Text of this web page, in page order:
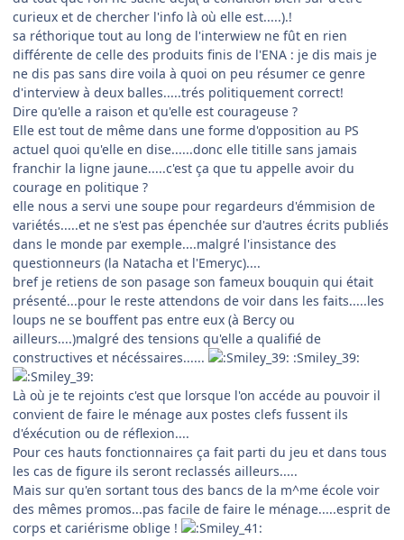
curieux et de chercher l'info là où elle est.....).!
sa réthorique tout au long de l'interwiew ne fût en rien
différente de celle des produits finis de l'ENA : je dis mais je
ne dis pas sans dire voila à quoi on peu résumer ce genre
d'interview à deux balles.....trés politiquement correct!
Dire qu'elle a raison et qu'elle est courageuse ?
Elle est tout de même dans une forme d'opposition au PS
actuel quoi qu'elle en dise......donc elle titille sans jamais
franchir la ligne jaune.....c'est ça que tu appelle avoir du
courage en politique ?
elle nous a servi une soupe pour regardeurs d'émmision de
variétés.....et ne s'est pas épenchée sur d'autres écrits publiés
dans le monde par exemple....malgré l'insistance des
questionneurs (la Natacha et l'Emeryc)....
bref je retiens de son pasage son fameux bouquin qui était
présenté...pour le reste attendons de voir dans les faits.....les
loups ne se bouffent pas entre eux (à Bercy ou
ailleurs....)malgré des tensions qu'elle a qualifié de
constructives et nécéssaires......
:Smiley_39:
Là où je te rejoints c'est que lorsque l'on accéde au pouvoir il
convient de faire le ménage aux postes clefs fussent ils
d'éxécution ou de réflexion....
Pour ces hauts fonctionnaires ça fait parti du jeu et dans tous
les cas de figure ils seront reclassés ailleurs.....
Mais sur qu'en sortant tous des bancs de la m^me école voir
des mêmes promos...pas facile de faire le ménage.....esprit de
corps et cariérisme oblige !